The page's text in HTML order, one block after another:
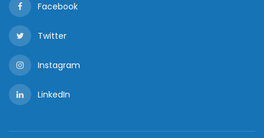
Facebook
Twitter
Instagram
LinkedIn